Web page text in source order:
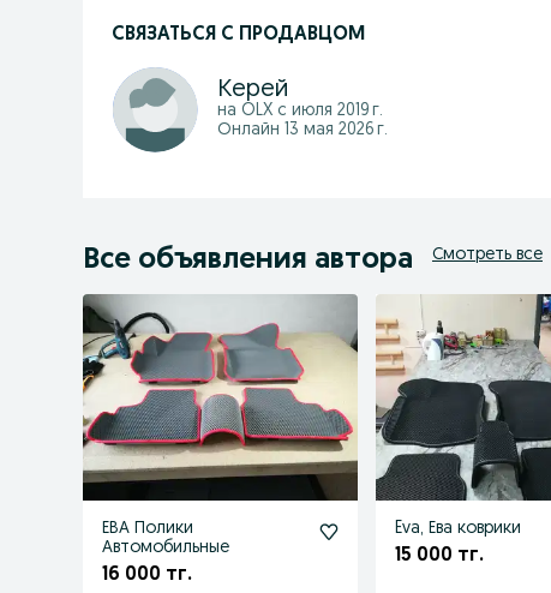
СВЯЗАТЬСЯ С ПРОДАВЦОМ
Керей
на OLX с июля 2019 г.
Онлайн 13 мая 2026 г.
Все объявления автора Смотреть все
ЕВА Полики
Автомобильные
16 000 тг.
Eva, Ева коврики
15 000 тг.